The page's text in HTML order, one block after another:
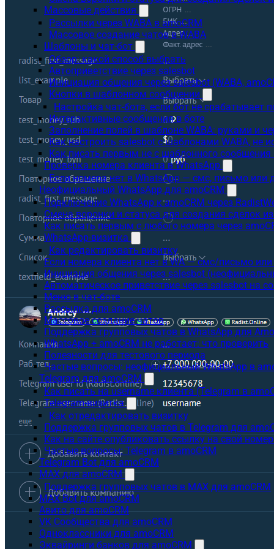
Массовые действия
Рассылки через WABA в amoCRM
Массовое создание чатов в WABA
Шаблоны и чат-бот
Обзор: какой способ выбрать
Автоприветствие через salesbot
Инициация общения через salesbot (WABA,
Кнопки в шаблонном сообщении
Настройка чат-бота, если бот не срабатывает
Интерактивные сообщения в боте
Заполнение полей в шаблоне WABA: руками и
Как настроить salesbot с шаблонами WABA, не
Как писать первым не с шаблонного сообщения
Проверка номера клиента в WhatsApp
Если номера нет в WhatsApp — смс, письмо или
Неофициальный WhatsApp для amoCRM
Подключение WhatsApp к amoCRM через
Смена воронки и статуса для создания сделок
Как писать первым с любого номера через
WhatsApp-визитка
Как редактировать визитку
Если номера клиента нет в WA — смс/письмо
Инициация общения через salesbot
Автоматическое приветствие через salesbot на
Меню в чат-боте
Рассылка для amoCRM
Массовое создание чатов
Поддержка групповых чатов в WhatsApp для
WhatsApp + amoCRM не работает: что проверить
Полезности для тестового периода
Частые вопросы: неофициальный WhatsApp в
Telegram для amoCRM
Как писать на username клиента (Telegram в
Telegram-визитка
Как отредактировать визитку
Поддержка групповых чатов в Telegram для
Как на сайте опубликовать ссылку на свой
Частые вопросы: Telegram в amoCRM
Telegram Bot для amoCRM
MAX для amoCRM
Поддержка групповых чатов в MAX для amoCRM
MAX Bot для amoCRM
Авито для amoCRM
VK Сообщества для amoCRM
Одноклассники для amoCRM
Эквайринги банков для amoCRM